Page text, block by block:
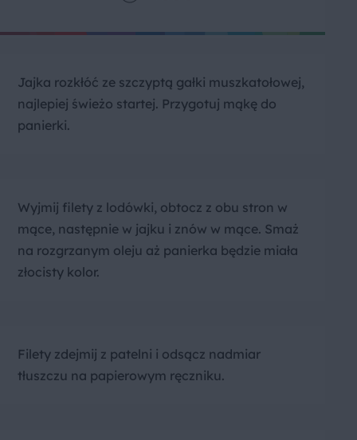
Jajka rozkłóć ze szczyptą gałki muszkatołowej,
najlepiej świeżo startej. Przygotuj mąkę do
panierki.
Wyjmij filety z lodówki, obtocz z obu stron w
mące, następnie w jajku i znów w mące. Smaż
na rozgrzanym oleju aż panierka będzie miała
złocisty kolor.
Filety zdejmij z patelni i odsącz nadmiar
tłuszczu na papierowym ręczniku.